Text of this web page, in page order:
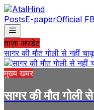
PostsE-paperOfficial FB
ताज़ा अपडेट
सागर की मौत गोली से नहीं
मुख्य खबर
सागर की मौत